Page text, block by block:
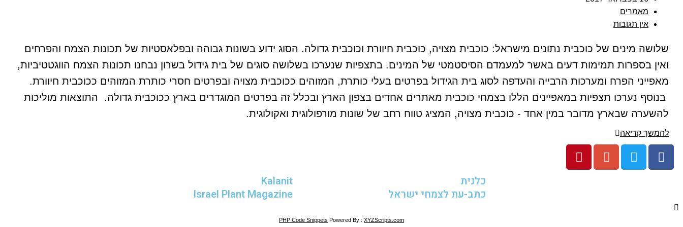
מאמרים
אין תגובות
שלושה מינים של כוכבית נתונים מישראל: כוכבית מצויה, כוכבית חיוורת וכוכבית גדולה. הסוג ידוע בשונות גבוהה ובפלאסטיות של תכונות הצמח והפרחים
ואין בספרות תמימות דעים באשר למעמדם הסיסטמטי של המינים. בתצפיות שנערכו בשלושה סוגים של בית גידול בשרון נבחנו תכונות הצמח הווגטטיביות,
מאפייני הפרח ומערכות הרבייה והעדפה לסוג בית הגידול בפרטים בעלי כותרת, המזוהים ככוכבית מצויה ובפרטים חסרי כותרת המזוהים ככוכבית חיוורת.
בנוסף נערכו תצפיות במאפיינים הללו בצמחי כוכבית מאתרים אחדים בצפון הארץ ובכלל זה בפרטים המוגדרים בארץ ככוכבית גדולה. התוצאות מוליכות
להשערה שבארץ מדובר במין אחד - כוכבית מצויה, המציג טווח רחב של שונות מורפולוגית ואקולוגית.
להמשך קריאה
כלנית
כתב-עת לצמחי ישראל
Kalanit
Israel Plant Magazine
PHP Code Snippets Powered By : XYZScripts.com